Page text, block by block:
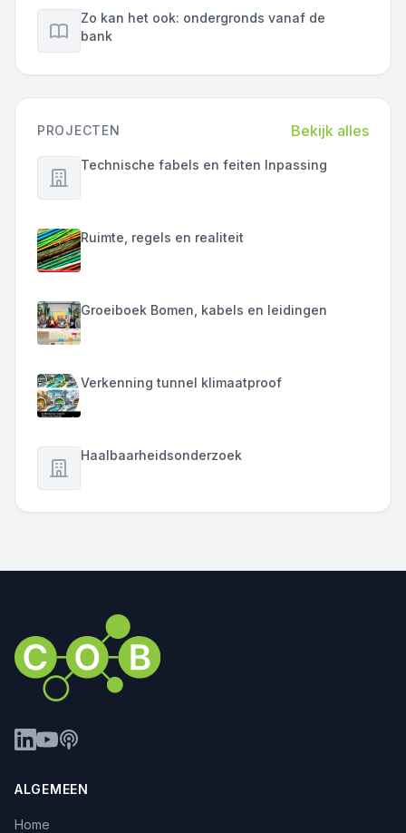
Zo kan het ook: ondergronds vanaf de
bank
PROJECTEN Bekijk alles
Technische fabels en feiten Inpassing
Ruimte, regels en realiteit
Groeiboek Bomen, kabels en leidingen
Verkenning tunnel klimaatproof
Haalbaarheidsonderzoek
ALGEMEEN
Home